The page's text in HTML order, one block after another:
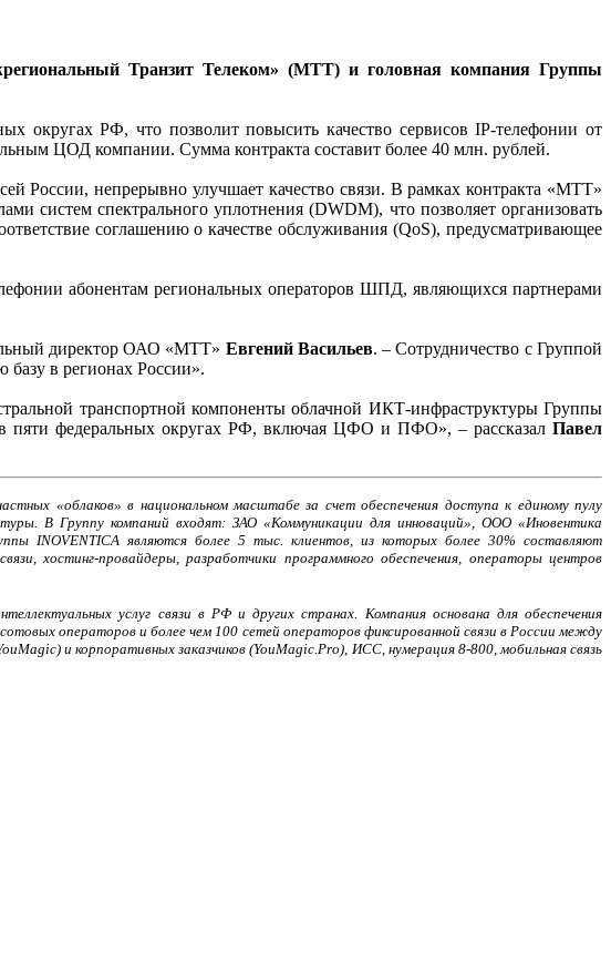
Транзит Телеком» (МТТ) и головная компания Группы
округах РФ, что позволит повысить качество сервисов IP-телефонии от
ЦОД компании. Сумма контракта составит более 40 млн. рублей.
России, непрерывно улучшает качество связи. В рамках контракта «МТТ»
систем спектрального уплотнения (DWDM), что позволяет организовать
соглашению о качестве обслуживания (QoS), предусматривающее
абонентам региональных операторов ШПД, являющихся партнерами
директор ОАО «МТТ» Евгений Васильев. – Сотрудничество с Группой
в регионах России».
транспортной компоненты облачной ИКТ-инфраструктуры Группы
в пяти федеральных округах РФ, включая ЦФО и ПФО», – рассказал Павел
«облаков» в национальном масштабе за счет обеспечения доступа к единому пулу
В Группу компаний входят: ЗАО «Коммуникации для инноваций», ООО «Иновентика
INOVENTICA являются более 5 тыс. клиентов, из которых более 30% составляют
хостинг-провайдеры, разработчики программного обеспечения, операторы центров
услуг связи в РФ и других странах. Компания основана для обеспечения
операторов и более чем 100 сетей операторов фиксированной связи в России между
и корпоративных заказчиков (YouMagic.Pro), ИСС, нумерация 8-800, мобильная связь